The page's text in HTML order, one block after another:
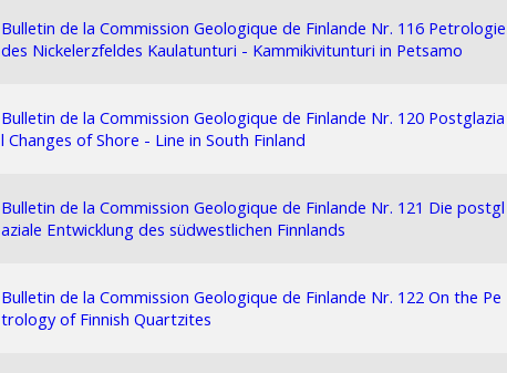
Bulletin de la Commission Geologique de Finlande Nr. 116 Petrologie
des Nickelerzfeldes Kaulatunturi - Kammikivitunturi in Petsamo
Bulletin de la Commission Geologique de Finlande Nr. 120 Postglazia
l Changes of Shore - Line in South Finland
Bulletin de la Commission Geologique de Finlande Nr. 121 Die postgl
aziale Entwicklung des südwestlichen Finnlands
Bulletin de la Commission Geologique de Finlande Nr. 122 On the Pe
trology of Finnish Quartzites